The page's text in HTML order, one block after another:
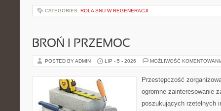
CATEGORIES: ROLA SNU W REGENERACJI
BROŃ I PRZEMOC
POSTED BY ADMIN LIP - 5 - 2026 MOŻLIWOŚĆ
Przestępczość
ogromne zainteresowanie
poszukujących rzetelnych